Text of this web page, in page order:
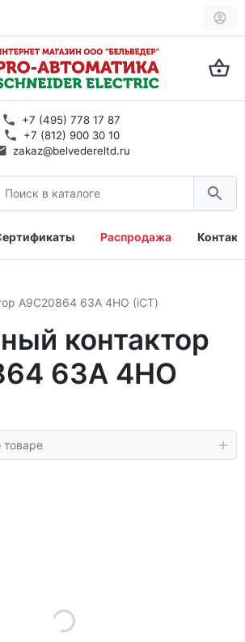
+7 (495) 778 17 87
+7 (812) 900 30 10
zakaz@belvedereltd.ru
Распродажа
A9C20864 63A 4НО (iCT)
контактор
63A 4НО